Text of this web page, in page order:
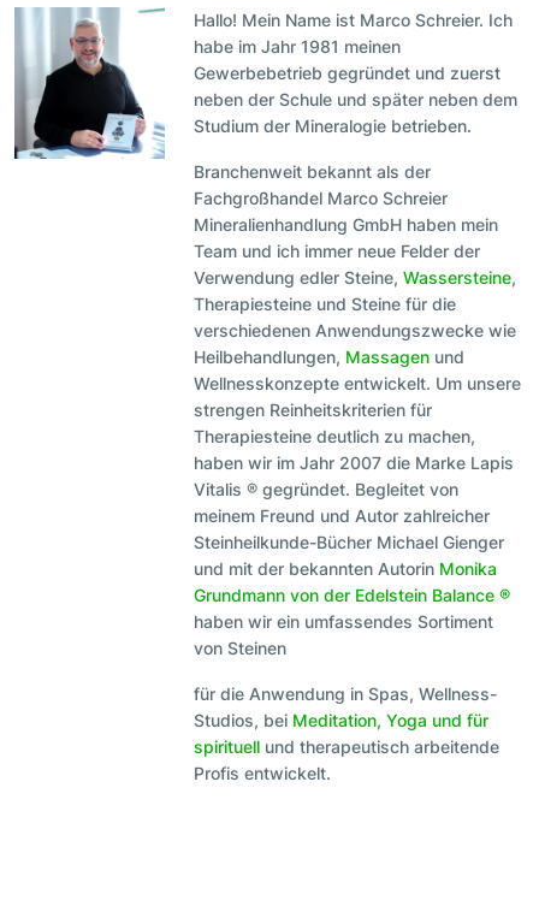
Hallo! Mein Name ist Marco Schreier. Ich
habe im Jahr 1981 meinen
Gewerbebetrieb gegründet und zuerst
neben der Schule und später neben dem
Studium der Mineralogie betrieben.
Branchenweit bekannt als der
Fachgroßhandel Marco Schreier
Mineralienhandlung GmbH haben mein
Team und ich immer neue Felder der
Verwendung edler Steine,Wassersteine,
Therapiesteine und Steine für die
verschiedenen Anwendungszwecke wie
Heilbehandlungen, Massagen und
Wellnesskonzepte entwickelt. Um unsere
strengen Reinheitskriterien für
Therapiesteine deutlich zu machen,
haben wir im Jahr 2007 die Marke Lapis
Vitalis ® gegründet. Begleitet von
meinem Freund und Autor zahlreicher
Steinheilkunde-Bücher Michael Gienger
und mit der bekannten Autorin Monika
Grundmann von der Edelstein Balance ®
haben wir ein umfassendes Sortiment
von Steinen
für die Anwendung in Spas, Wellness-
Studios, bei Meditation, Yoga und für
spirituell und therapeutisch arbeitende
Profis entwickelt.